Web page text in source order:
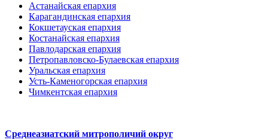
Астанайская епархия
Карагандинская епархия
Кокшетауская епархия
Костанайская епархия
Павлодарская епархия
Петропавловско-Булаевская епархия
Уральская епархия
Усть-Каменогорская епархия
Чимкентская епархия
Среднеазиатский митрополичий округ